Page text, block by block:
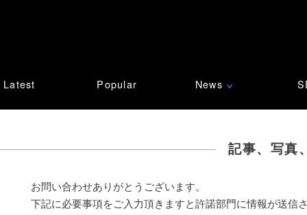
Latest Popular News ∨
記事、写真
お問い合わせありがとうございます。
下記に必要事項をご入力頂きますと許諾部門に情報が送信